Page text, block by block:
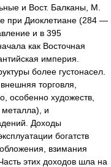
и Вост. Балканы, М.
при Диоклетиане (284 —
и в 395
как Восточная
империя.
более густонасел.
торговля,
особенно художеств,
металла), и
Доходы
богатств
взимания
этих доходов шла на